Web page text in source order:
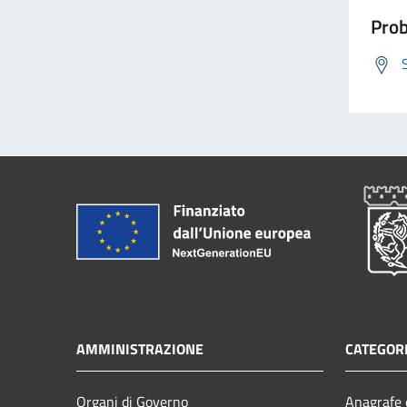
AMMINISTRAZIONE
Organi di Governo